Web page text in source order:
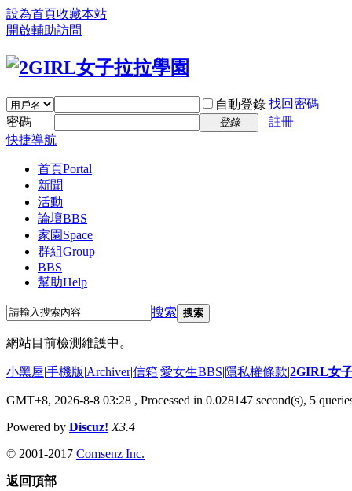
設為首頁收藏本站
開啟輔助訪問
自動登錄 找回密碼
密碼
登錄
註冊
快捷導航
首頁Portal
新聞
活動
論壇BBS
家園 Space
群組Group
BBS
幫助Help
搜索 搜索
網站目前檢測維護中。
小黑屋|手機版|Archiver|信箱|愛女生BBS|隱私權條款|2GIRL女
GMT+8, 2026-8-8 03:28 , Processed in 0.028147 second(s), 5
Powered by Discuz! X3.4
© 2001-2017 Comsenz Inc.
返回頂部